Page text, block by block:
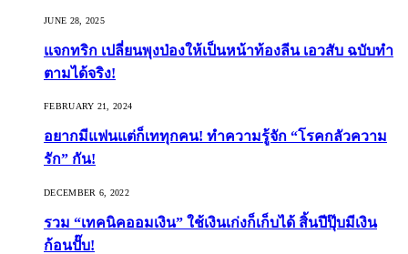
JUNE 28, 2025
แจกทริก เปลี่ยนพุงป่องให้เป็นหน้าท้องลีน เอวสับ ฉบับทำ
ตามได้จริง!
FEBRUARY 21, 2024
อยากมีแฟนแต่ก็เททุกคน! ทำความรู้จัก “โรคกลัวความ
รัก” กัน!
DECEMBER 6, 2022
รวม “เทคนิคออมเงิน” ใช้เงินเก่งก็เก็บได้ สิ้นปีปุ๊บมีเงิน
ก้อนปั๊บ!